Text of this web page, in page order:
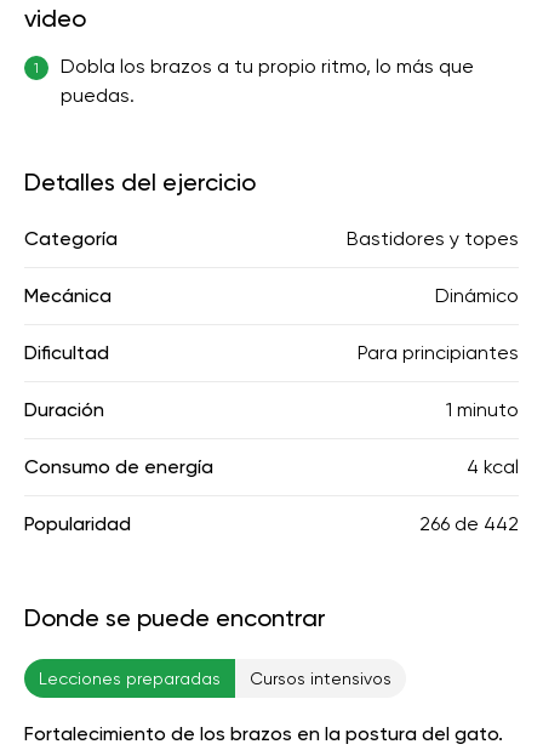
video
1
Dobla los brazos a tu propio ritmo, lo más que
puedas.
Detalles del ejercicio
Categoría Bastidores y topes
Mecánica Dinámico
Dificultad Para principiantes
Duración 1 minuto
Consumo de energía 4 kcal
Popularidad 266 de 442
Donde se puede encontrar
Lecciones preparadas Cursos intensivos
Fortalecimiento de los brazos en la postura del gato.